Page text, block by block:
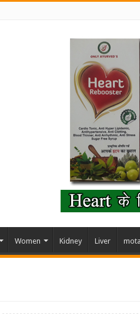
Women Kidney Liver